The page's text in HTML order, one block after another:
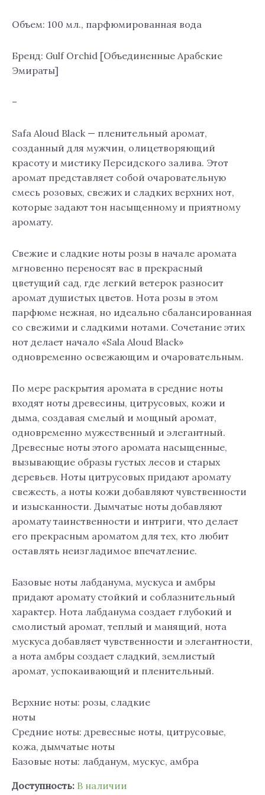
Объем: 100 мл., парфюмированная вода
Бренд: Gulf Orchid [Объединенные Арабские
Эмираты]
–
Safa Aloud Black — пленительный аромат,
созданный для мужчин, олицетворяющий
красоту и мистику Персидского залива. Этот
аромат представляет собой очаровательную
смесь розовых, свежих и сладких верхних нот,
которые задают тон насыщенному и приятному
аромату.
Свежие и сладкие ноты розы в начале аромата
мгновенно переносят вас в прекрасный
цветущий сад, где легкий ветерок разносит
аромат душистых цветов. Нота розы в этом
парфюме нежная, но идеально сбалансированная
со свежими и сладкими нотами. Сочетание этих
нот делает начало «Sala Aloud Black»
одновременно освежающим и очаровательным.
По мере раскрытия аромата в средние ноты
входят ноты древесины, цитрусовых, кожи и
дыма, создавая смелый и мощный аромат,
одновременно мужественный и элегантный.
Древесные ноты этого аромата насыщенные,
вызывающие образы густых лесов и старых
деревьев. Ноты цитрусовых придают аромату
свежесть, а ноты кожи добавляют чувственности
и изысканности. Дымчатые ноты добавляют
аромату таинственности и интриги, что делает
его прекрасным ароматом для тех, кто любит
оставлять неизгладимое впечатление.
Базовые ноты лабданума, мускуса и амбры
придают аромату стойкий и соблазнительный
характер. Нота лабданума создает глубокий и
смолистый аромат, теплый и манящий, нота
мускуса добавляет чувственности и элегантности,
а нота амбры создает сладкий, землистый
аромат, успокаивающий и пленительный.
Верхние ноты: розы, сладкие
ноты
Средние ноты: древесные ноты, цитрусовые,
кожа, дымчатые ноты
Базовые ноты: лабданум, мускус, амбра
Доступность: В наличии